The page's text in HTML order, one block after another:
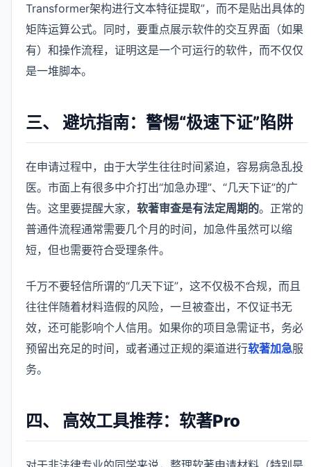
Transformer架构进行文本特征提取”，而不是贴出具体的
矩阵运算公式。同时，要重点展示软件的交互界面（如果
有）和操作流程，证明这是一个可运行的软件，而不仅仅
是一堆脚本。
三、 避坑指南：警惕“极速下证”陷阱
在申请过程中，由于大学生往往时间紧迫，容易病急乱投
医。市面上有很多中介打出“加急办理”、“几天下证”的广
告。这里要提醒大家， 软著审查是有法定周期的。正常的
普通件流程通常需要几个月的时间，加急件虽然可以缩
短，但也需要符合受理条件。
千万不要轻信所谓的“几天下证”，这不仅极不合规，而且
往往伴随着材料造假的风险，一旦被查出，不仅证书无
效，还可能影响个人信用。如果你的项目急需证书，务必
预留出充足的时间，或者通过正规的渠道进行软著加急服
务。
四、 高效工具推荐：软著Pro